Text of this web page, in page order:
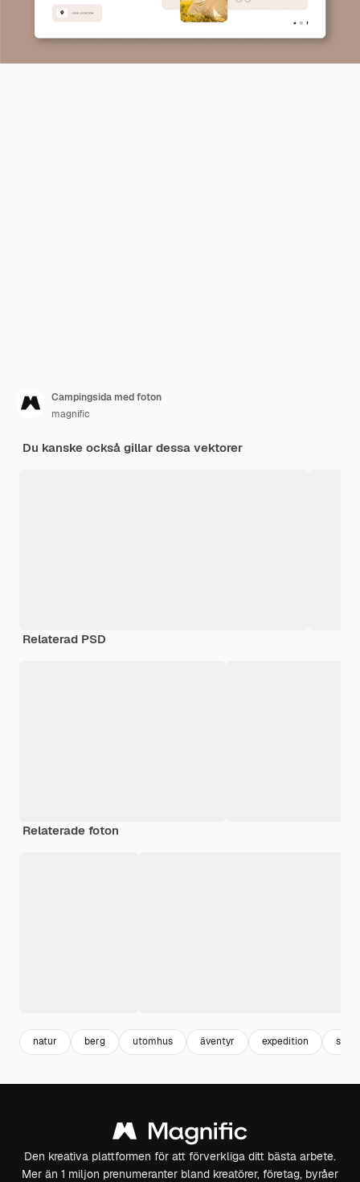
Campingsida med foton
magnific
Du kanske också gillar dessa vektorer
Relaterad PSD
Relaterade foton
natur berg utomhus äventyr expedition skog
Den kreativa plattformen för att förverkliga ditt bästa arbete.
Mer än 1 miljon prenumeranter bland kreatörer, företag, byråer